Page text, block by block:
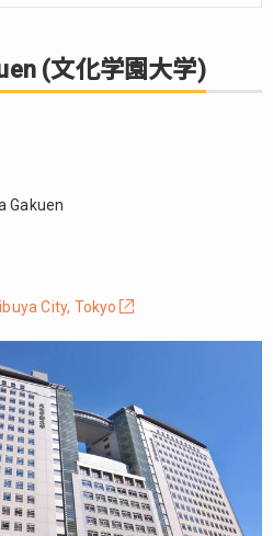
(文化学園大学)
Gakuen
City, Tokyo